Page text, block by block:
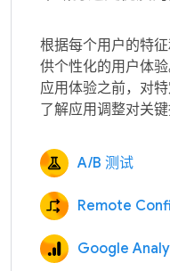
根据每个用户的特
供个性化的用户体
应用体验之前，对
A/B 测试
Remote
Google